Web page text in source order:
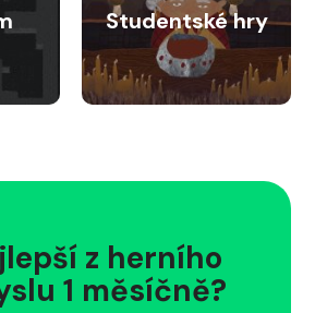
Studentské hry
z herního
1 měsíčně?